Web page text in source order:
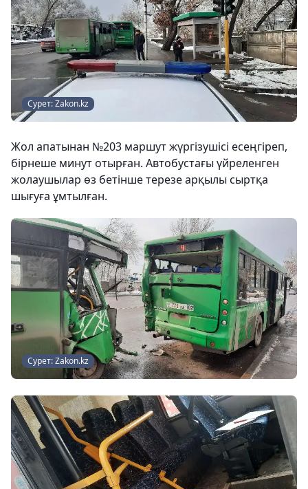
Сурет: Zakon.kz
Жол апатынан №203 маршут жүргізушісі есеңгіреп,
бірнеше минут отырған. Автобустағы үйреленген
жолаушылар өз бетінше терезе арқылы сыртқа
шығуға ұмтылған.
Сурет: Zakon.kz